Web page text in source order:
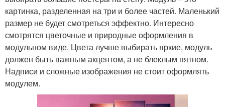
картинка, разделенная на три и более частей. Маленький
размер не будет смотреться эффектно. Интересно
смотрятся цветочные и природные оформления в
модульном виде. Цвета лучше выбирать яркие, модуль
должен быть важным акцентом, а не блеклым пятном.
Надписи и сложные изображения не стоит оформлять
модулем.